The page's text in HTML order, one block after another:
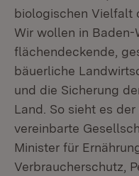
biologischen Vielfalt
Wir wollen in
flächendeckende,
bäuerliche
und die Sicherung
Land. So sieht es
vereinbarte
Minister für
Verbraucherschutz,